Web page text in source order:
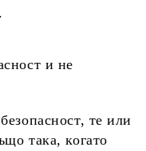
и не
те или
така, когато